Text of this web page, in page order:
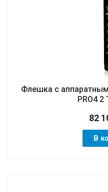
Флешка с
PRO4 2
82
В